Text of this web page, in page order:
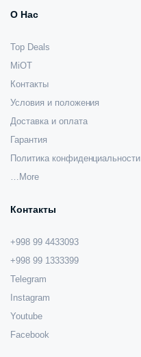
О Нас
Top Deals
MiOT
Контакты
Условия и положения
Доставка и оплата
Гарантия
Политика конфиденциальности
…More
Контакты
+998 99 4433093
+998 99 1333399
Telegram
Instagram
Youtube
Facebook